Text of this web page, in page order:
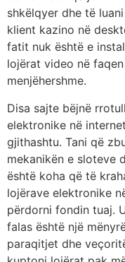
shkëlqyer dhe të
klient kazino në
fatit nuk është e
lojërat video në
menjëhershme.
Disa sajte bëjnë
elektronike në
gjithashtu. Tani që
mekanikën e sloteve
është koha që të
lojërave elektronike
përdorni fondin tuaj.
falas është një
paraqitjet dhe